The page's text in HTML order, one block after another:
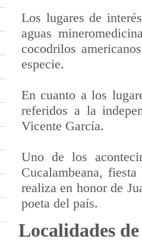
Los lugares de
aguas
cocodrilos
especie.
En cuanto a los
referidos a la
Vicente García.
Uno de los
Cucalambeana,
realiza en honor de
poeta del país.
Localidades